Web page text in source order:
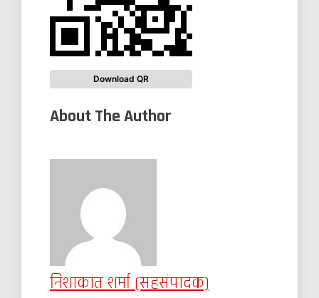
Download QR
About The Author
निशाकांत शर्मा (सहसंपादक)